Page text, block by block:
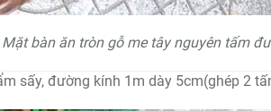
Mặt bàn ăn tròn gỗ me tây nguyên tấm
sấy, đường kính 1m dày 5cm(ghép 2